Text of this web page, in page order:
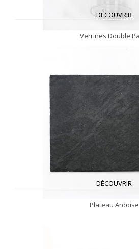
DÉCOUVRIR
Verrines Double
DÉCOUVRIR
Plateau Ardoise